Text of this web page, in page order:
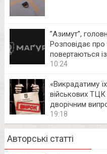
⁨”Азимут”,
Розповідає
повертаються
10:24
«Викрадатиму
військових ТЦК
дворічним
19:18
Авторські статті